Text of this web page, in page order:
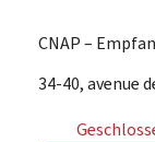
CNAP –
ADRESSE:
34-40, avenue